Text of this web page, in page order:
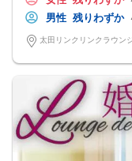
問題が起きても2人で解決し
＋
婚姻歴のある方、ご理解いた
もちろん婚姻暦のない方もご
40代／公務員／穏やかで聞き
50代／年収700万円以上／経
などなど魅力的な方が多数で
～今回のパーティーは埼玉県
少しだけ離れた年齢差で婚活
女性に大人気のパーティーな
男性 残りわずか
太田リンクリンクラウン